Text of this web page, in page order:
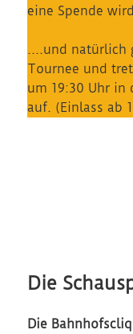
eine Spende
….und natürlich
Tournee und
um 19:30 Uhr
auf. (Einlass ab
Die
Die